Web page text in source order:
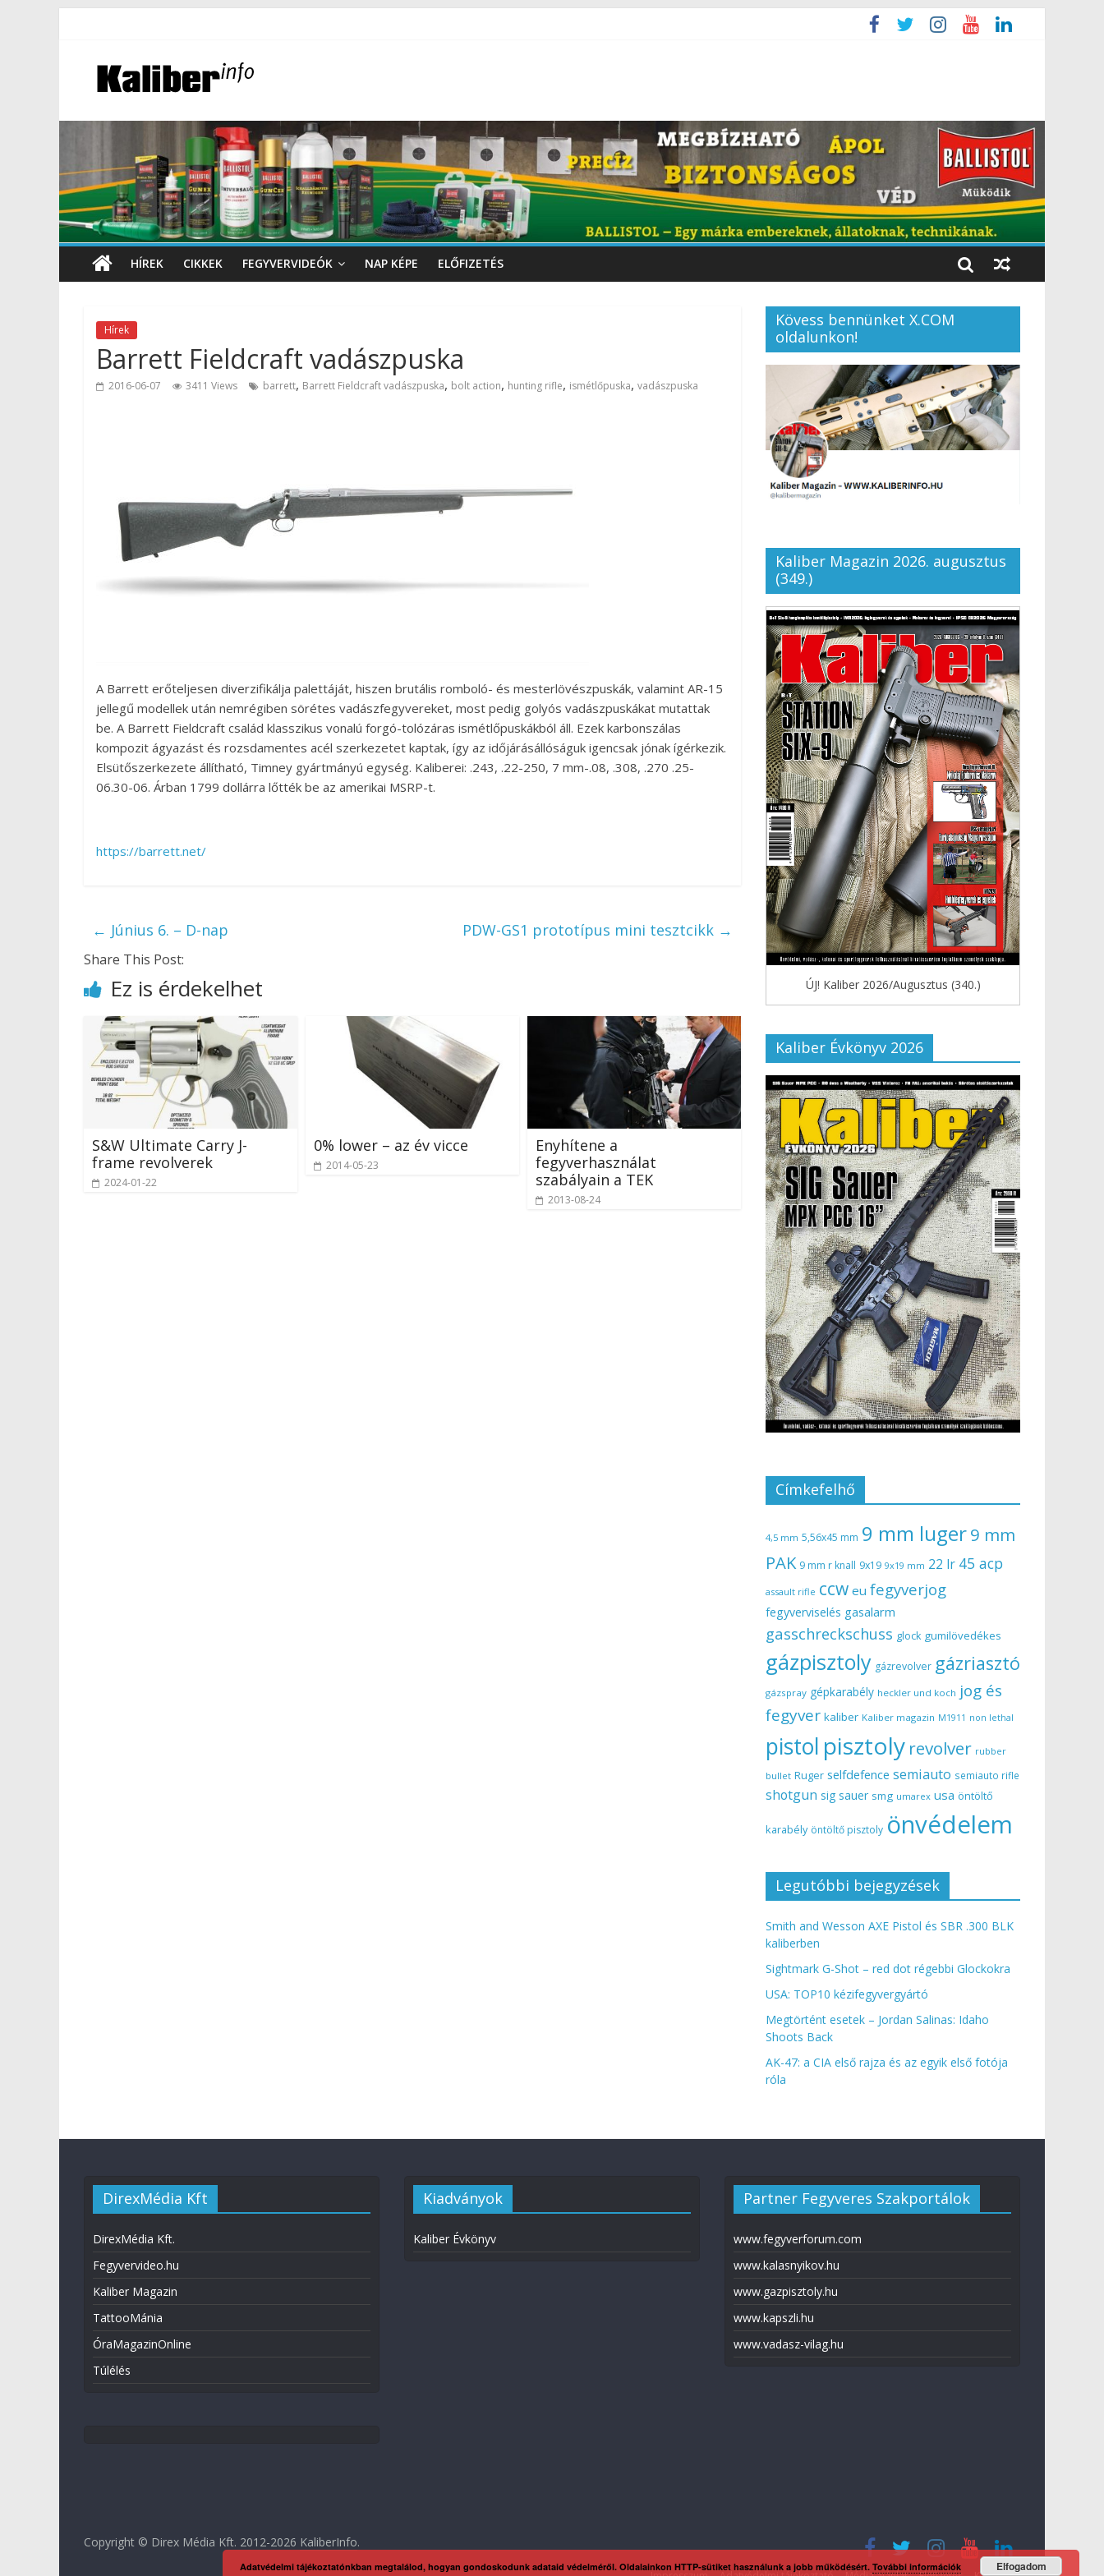
HÍREK CIKKEK FEGYVERVIDEÓK NAP KÉPE ELŐFIZETÉS
Hírek
Barrett Fieldcraft vadászpuska
2016-06-07 3411 Views barrett, Barrett Fieldcraft vadászpuska, bolt action, hunting rifle, ismétlőpuska, vadászpuska
A Barrett erőteljesen diverzifikálja palettáját, hiszen brutális romboló- és mesterlövészpuskák, valamint AR-15
jellegű modellek után nemrégiben sörétes vadászfegyvereket, most pedig golyós vadászpuskákat mutattak
be. A Barrett Fieldcraft család klasszikus vonalú forgó-tolózáras ismétlőpuskákból áll. Ezek karbonszálas
kompozit ágyazást és rozsdamentes acél szerkezetet kaptak, így az időjárásállóságuk igencsak jónak ígérkezik.
Elsütőszerkezete állítható, Timney gyártmányú egység. Kaliberei: .243, .22-250, 7 mm-.08, .308, .270 .25-
06.30-06. Árban 1799 dollárra lőtték be az amerikai MSRP-t.
https://barrett.net/
← Június 6. – D-nap PDW-GS1 prototípus mini tesztcikk →
Share This Post:
Ez is érdekelhet
S&W Ultimate Carry J-
frame revolverek
2024-01-22
0% lower – az év vicce
2014-05-23
Enyhítene a
fegyverhasználat
szabályain a TEK
2013-08-24
Kövess bennünket X.COM
oldalunkon!
Kaliber Magazin 2026. augusztus
(349.)
ÚJ! Kaliber 2026/Augusztus (340.)
Kaliber Évkönyv 2026
Címkefelhő
4,5 mm 5,56x45 mm 9 mm luger9 mm
PAK 9 mm r knall 9x19 9x19 mm 22 lr 45 acp
assault rifle ccw eu fegyverjog
fegyverviselés gasalarm
gasschreckschuss glock gumilövedékes
gázpisztoly gázrevolver gázriasztó
gázspray gépkarabély heckler und koch jog és
fegyver kaliber Kaliber magazin M1911 non lethal
pistol pisztoly revolver rubber
bullet Ruger selfdefence semiauto semiauto rifle
shotgun sig sauer smg umarex usa öntöltő
karabély öntöltő pisztoly önvédelem
Legutóbbi bejegyzések
Smith and Wesson AXE Pistol és SBR .300 BLK
kaliberben
Sightmark G-Shot – red dot régebbi Glockokra
USA: TOP10 kézifegyvergyártó
Megtörtént esetek – Jordan Salinas: Idaho
Shoots Back
AK-47: a CIA első rajza és az egyik első fotója
róla
DirexMédia Kft
DirexMédia Kft.
Fegyvervideo.hu
Kaliber Magazin
TattooMánia
ÓraMagazinOnline
Túlélés
Kiadványok
Kaliber Évkönyv
Partner Fegyveres Szakportálok
www.fegyverforum.com
www.kalasnyikov.hu
www.gazpisztoly.hu
www.kapszli.hu
www.vadasz-vilag.hu
Copyright © Direx Média Kft. 2012-2026 KaliberInfo.
Adatvédelmi tájékoztatónkban megtalálod, hogyan gondoskodunk adataid védelméről. Oldalainkon HTTP-sütiket használunk a jobb működésért. További információk Elfogadom